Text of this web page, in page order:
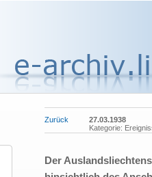
Zurück
27.03.1938
Kategorie:
Der